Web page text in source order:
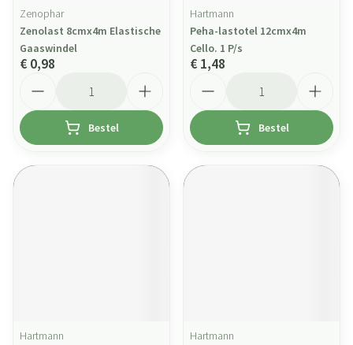
Zenophar
Zenolast 8cmx4m Elastische
Gaaswindel
€ 0,98
Bestel
Hartmann
Peha-lastotel 12cmx4m
Cello. 1 P/s
€ 1,48
Bestel
Hartmann
Hartmann